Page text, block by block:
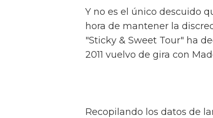
Y no es el único descuido
hora de mantener la
"Sticky & Sweet Tour" ha
2011 vuelvo de gira con
Recopilando los datos de